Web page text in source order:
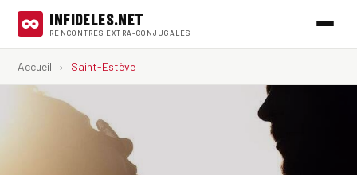
INFIDELES.NET
RENCONTRES EXTRA-CONJUGALES
Accueil › Saint-Estève